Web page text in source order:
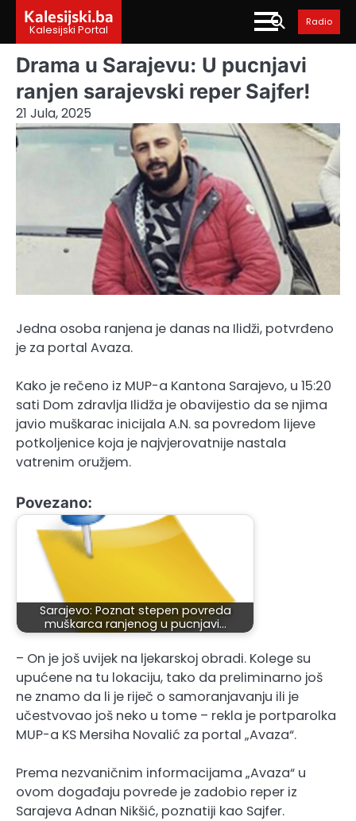
content
Kalesijski.ba
Kalesijski Portal
Radio
Drama u Sarajevu: U pucnjavi
ranjen sarajevski reper Sajfer!
21 Jula, 2025
Jedna osoba ranjena je danas na Ilidži, potvrđeno
je za portal Avaza.
Kako je rečeno iz MUP-a Kantona Sarajevo, u 15:20
sati Dom zdravlja Ilidža je obavijestio da se njima
javio muškarac inicijala A.N. sa povredom lijeve
potkoljenice koja je najvjerovatnije nastala
vatrenim oružjem.
Povezano:
Sarajevo: Poznat stepen povreda
muškarca ranjenog u pucnjavi…
– On je još uvijek na ljekarskoj obradi. Kolege su
upućene na tu lokaciju, tako da preliminarno još
ne znamo da li je riječ o samoranjavanju ili je
učestvovao još neko u tome – rekla je portparolka
MUP-a KS Mersiha Novalić za portal „Avaza“.
Prema nezvaničnim informacijama „Avaza“ u
ovom događaju povrede je zadobio reper iz
Sarajeva Adnan Nikšić, poznatiji kao Sajfer.